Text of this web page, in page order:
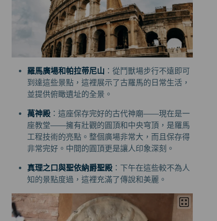
羅馬廣場和帕拉蒂尼山 ：從鬥獸場步行不遠即可
到達這些景點，這裡展示了古羅馬的日常生活，
並提供俯瞰遺址的全景。
萬神殿 ：這座保存完好的古代神廟——現在是一
座教堂——擁有壯觀的圓頂和中央穹頂，是羅馬
工程技術的亮點。整個廣場非常大，而且保存得
非常完好。中間的圓頂更是讓人印象深刻。
真理之口與聖依納爵聖殿 ：下午在這些較不為人
知的景點度過，這裡充滿了傳說和美麗。